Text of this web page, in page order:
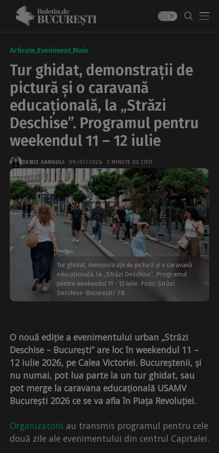
Articole Eveniment Main
Tur ghidat, demonstrații de
pictură și o caravană
educațională, la „Străzi
Deschise”. Programul pentru
weekendul 11 – 12 iulie
DENIZ GARGULI 09/07/2026 2 MINUTE DE CITIT
Tur ghidat, demonstrații de pictură și o caravană
educațională, la „Străzi Deschise”. Programul
pentru weekendul 11 - 12 iulie. Foto: Străzi
Deschise-București/ FB
O nouă ediție a evenimentului urban „Străzi
Deschise – București” are loc în weekendul 11 –
12 iulie 2026, pe Calea Victoriei. Bucureștenii, și
nu numai, pot lua parte la un tur ghidat, sau
pot merge la caravana educațională USAMV
București 2026 ce se va afla în Piața Revoluției.
Organizatorii au transmis programul pentru cele
două zile ale evenimentului din centrul Capitalei.